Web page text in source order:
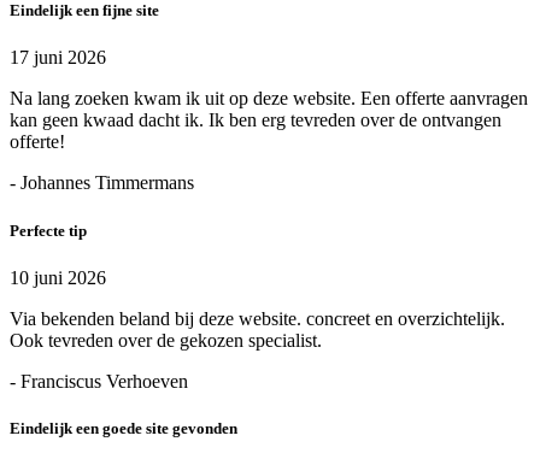
Eindelijk een fijne site
17 juni 2026
Na lang zoeken kwam ik uit op deze website. Een offerte aanvragen
kan geen kwaad dacht ik. Ik ben erg tevreden over de ontvangen
offerte!
- Johannes Timmermans
Perfecte tip
10 juni 2026
Via bekenden beland bij deze website. concreet en overzichtelijk.
Ook tevreden over de gekozen specialist.
- Franciscus Verhoeven
Eindelijk een goede site gevonden